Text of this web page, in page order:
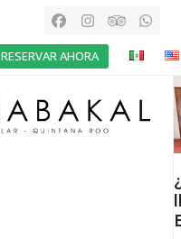
Facebook
Instagram
RESERVAR AHORA